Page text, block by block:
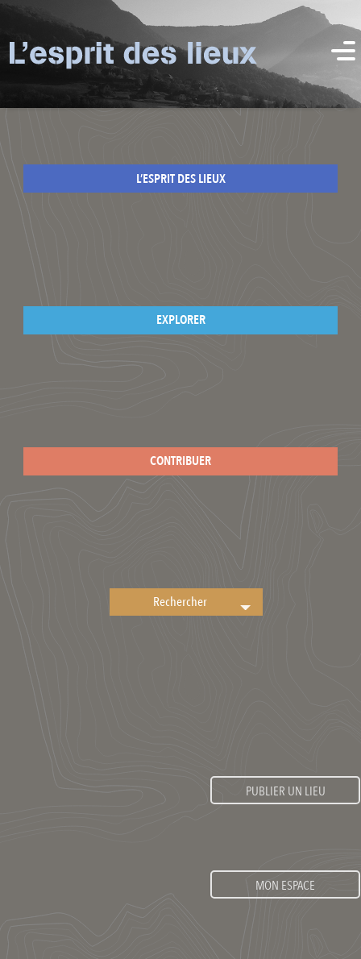
L’ESPRIT DES LIEUX
EXPLORER
CONTRIBUER
PUBLIER UN LIEU
MON ESPACE